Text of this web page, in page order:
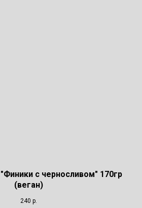
с черносливом" 170гр
(веган)
240 р.